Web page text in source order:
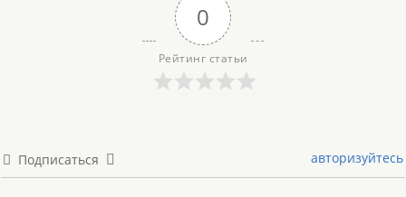
0
Рейтинг статьи
Подписаться авторизуйтесь